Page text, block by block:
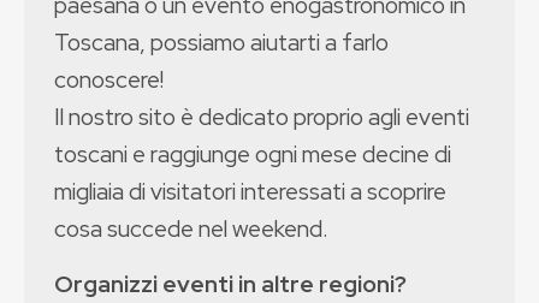
Toscana, possiamo aiutarti a farlo
conoscere!
Il nostro sito è dedicato proprio agli eventi
toscani e raggiunge ogni mese decine di
migliaia di visitatori interessati a scoprire
cosa succede nel weekend.
Organizzi eventi in altre regioni?